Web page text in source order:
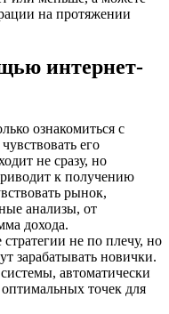
на протяжении
интернет-
ознакомиться с
его
не сразу, но
к получению
рынок,
анализы, от
дохода.
не по плечу, но
зарабатывать новички.
автоматически
точек для